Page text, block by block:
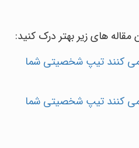
های زیر بهتر درک کنید:
کنند تیپ شخصیتی شما
کنند تیپ شخصیتی شما